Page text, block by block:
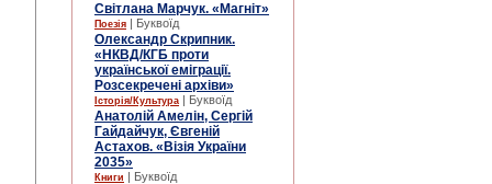
Світлана Марчук. «Магніт»
Поезія | Буквоїд
Олександр Скрипник.
«НКВД/КГБ проти
української еміграції.
Розсекречені архіви»
Історія/Культура | Буквоїд
Анатолій Амелін, Сергій
Гайдайчук, Євгеній
Астахов. «Візія України
2035»
Книги | Буквоїд